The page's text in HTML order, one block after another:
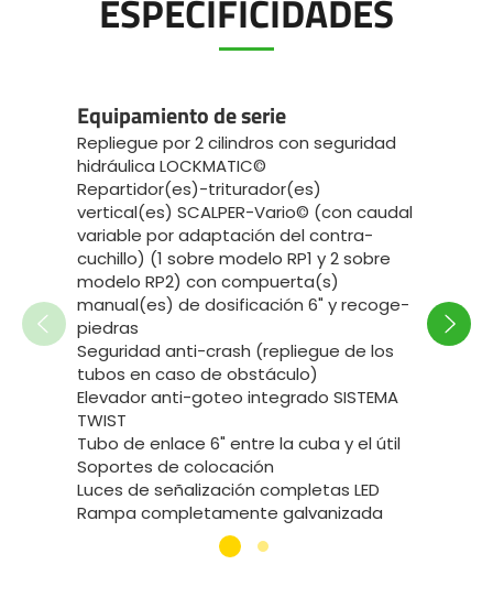
ESPECIFICIDADES
Equipamiento de serie
Repliegue por 2 cilindros con seguridad
hidráulica LOCKMATIC©
Repartidor(es)-triturador(es)
vertical(es) SCALPER-Vario© (con caudal
variable por adaptación del contra-
cuchillo) (1 sobre modelo RP1 y 2 sobre
modelo RP2) con compuerta(s)
manual(es) de dosificación 6" y recoge-
piedras
Seguridad anti-crash (repliegue de los
tubos en caso de obstáculo)
Elevador anti-goteo integrado SISTEMA
TWIST
Tubo de enlace 6" entre la cuba y el útil
Soportes de colocación
Luces de señalización completas LED
Rampa completamente galvanizada
- 1
- 1